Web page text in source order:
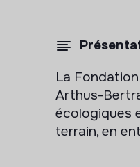
La
Arthus-
écologiques
terrain, en